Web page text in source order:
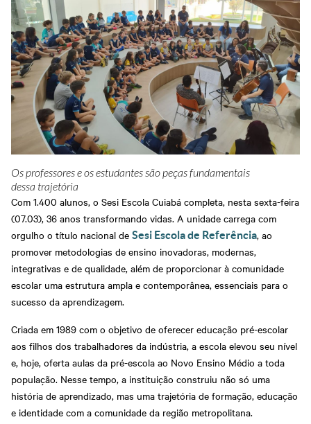
Cadastre-se em nossa
Newsletter
Sesi Viva Bem
Treinamentos das
Normas
Regulamentadoras
Consultas e Exames
Ocupacionais
Abrir Solicitação no SAC
Downloads
Credenciamento
Privacidade e Proteção
de Dados
Os professores e os estudantes são peças fundamentais
dessa trajetória
Com 1.400 alunos, o Sesi Escola Cuiabá completa, nesta sexta-feira
(07.03), 36 anos transformando vidas. A unidade carrega com
orgulho o título nacional de Sesi Escola de Referência, ao
promover metodologias de ensino inovadoras, modernas,
integrativas e de qualidade, além de proporcionar à comunidade
escolar uma estrutura ampla e contemporânea, essenciais para o
sucesso da aprendizagem.
Criada em 1989 com o objetivo de oferecer educação pré-escolar
aos filhos dos trabalhadores da indústria, a escola elevou seu nível
e, hoje, oferta aulas da pré-escola ao Novo Ensino Médio a toda
população. Nesse tempo, a instituição construiu não só uma
história de aprendizado, mas uma trajetória de formação, educação
e identidade com a comunidade da região metropolitana.